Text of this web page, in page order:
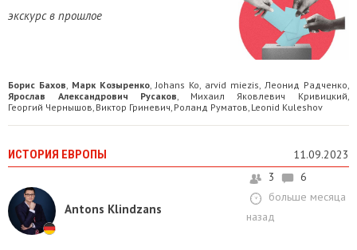
экскурс в прошлое
Борис Бахов Марк Козыренко Johans Ko arvid miezis Леонид Радченко
Ярослав Александрович Русаков Михаил Яковлевич Кривицкий
Георгий Чернышов Виктор Гриневич Роланд Руматов Leonid Kuleshov
ИСТОРИЯ ЕВРОПЫ 11.09.2023
Antons Klindzans
3
6
больше месяца
назад